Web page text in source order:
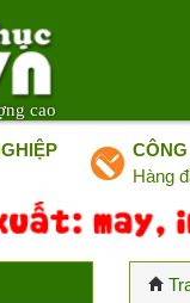
cao
Hàng